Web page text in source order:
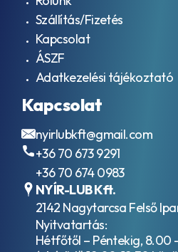
Szállítás/Fizetés
Kapcsolat
ÁSZF
Adatkezelési tájékoztató
Kapcsolat
nyirlubkft@gmail.com
+36 70 673 9291
+36 70 674 0983
NYÍR-LUB Kft.
2142 Nagytarcsa Felső
Nyitvatartás:
Hétfőtől – Péntekig, 8.00